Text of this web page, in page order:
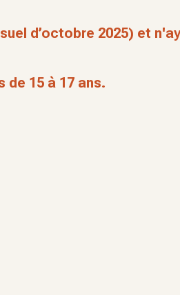
d’octobre 2025) et
de 15 à 17 ans.